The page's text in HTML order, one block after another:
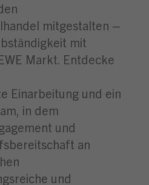
mitgestalten –
mit
Markt. Entdecke
Einarbeitung und ein
in dem
und
an
und